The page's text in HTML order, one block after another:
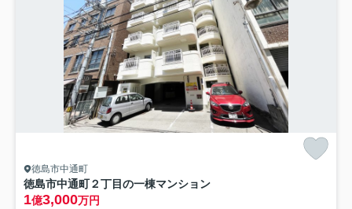
徳島市中通町
徳島市中通町２丁目の一棟マンション
1億3,000万円